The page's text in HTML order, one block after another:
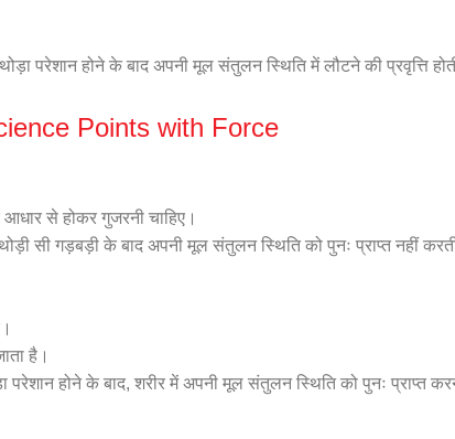
परेशान होने के बाद अपनी मूल संतुलन स्थिति में लौटने की प्रवृत्ति
Points with Force
से होकर गुजरनी चाहिए।
सी गड़बड़ी के बाद अपनी मूल संतुलन स्थिति को पुनः प्राप्त नहीं
है।
परेशान होने के बाद, शरीर में अपनी मूल संतुलन स्थिति को पुनः प्राप्त